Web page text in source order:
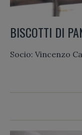
BISCOTTI DI
Socio: Vincenzo